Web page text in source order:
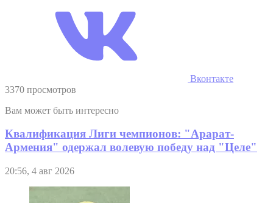
Вконтакте
3370 просмотров
Вам может быть интересно
Квалификация Лиги чемпионов: "Арарат-
Армения" одержал волевую победу над "Целе"
20:56, 4 авг 2026